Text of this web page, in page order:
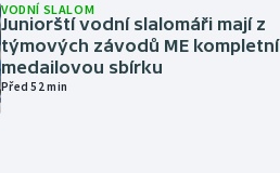
VODNÍ SLALOM
Juniorští vodní slalomáři mají z
týmových závodů ME kompletní
medailovou sbírku
Před 52 min